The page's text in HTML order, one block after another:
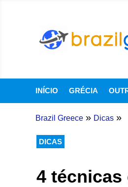
INÍCIO GRÉCIA
Brazil Greece » Dicas »
DICAS
4 técnicas